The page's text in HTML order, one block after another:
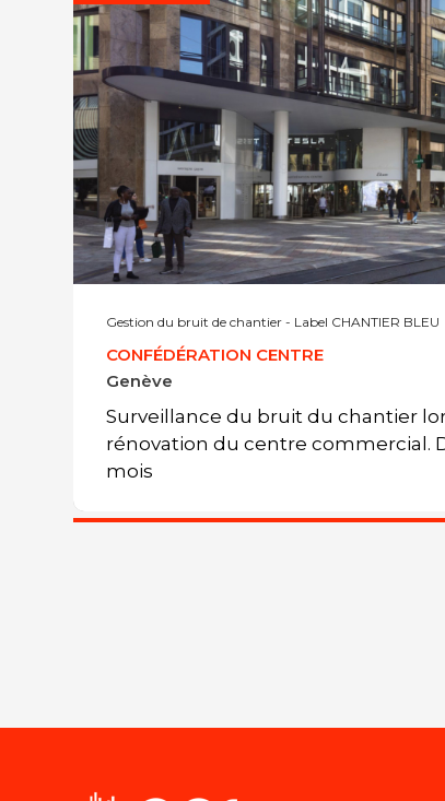
Gestion du bruit de chantier - Label CHANTIER BLEU
CONFÉDÉRATION CENTRE
Genève
Surveillance du bruit du chantier
rénovation du centre commercial.
mois